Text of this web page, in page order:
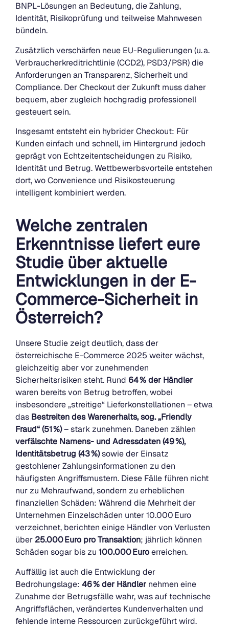
BNPL-Lösungen an Bedeutung, die Zahlung,
Identität, Risikoprüfung und teilweise Mahnwesen
bündeln.
Zusätzlich verschärfen neue EU-Regulierungen (u. a.
Verbraucherkreditrichtlinie (CCD2), PSD3/PSR) die
Anforderungen an Transparenz, Sicherheit und
Compliance. Der Checkout der Zukunft muss daher
bequem, aber zugleich hochgradig professionell
gesteuert sein.
Insgesamt entsteht ein hybrider Checkout: Für
Kunden einfach und schnell, im Hintergrund jedoch
geprägt von Echtzeitentscheidungen zu Risiko,
Identität und Betrug. Wettbewerbsvorteile entstehen
dort, wo Convenience und Risikosteuerung
intelligent kombiniert werden.
Welche zentralen
Erkenntnisse liefert eure
Studie über aktuelle
Entwicklungen in der E-
Commerce-Sicherheit in
Österreich?
Unsere Studie zeigt deutlich, dass der
österreichische E-Commerce 2025 weiter wächst,
gleichzeitig aber vor zunehmenden
Sicherheitsrisiken steht. Rund 64 % der Händler
waren bereits von Betrug betroffen, wobei
insbesondere „streitige“ Lieferkonstellationen – etwa
das Bestreiten des Warenerhalts, sog. „Friendly
Fraud“ (51 %)– stark zunehmen. Daneben zählen
verfälschte Namens- und Adressdaten (49 %),
Identitätsbetrug (43 %)sowie der Einsatz
gestohlener Zahlungsinformationen zu den
häufigsten Angriffsmustern. Diese Fälle führen nicht
nur zu Mehraufwand, sondern zu erheblichen
finanziellen Schäden: Während die Mehrheit der
Unternehmen Einzelschäden unter 10.000 Euro
verzeichnet, berichten einige Händler von Verlusten
über 25.000 Euro pro Transaktion; jährlich können
Schäden sogar bis zu 100.000 Euroerreichen.
Auffällig ist auch die Entwicklung der
Bedrohungslage: 46 % der Händler nehmen eine
Zunahme der Betrugsfälle wahr, was auf technische
Angriffsflächen, verändertes Kundenverhalten und
fehlende interne Ressourcen zurückgeführt wird.